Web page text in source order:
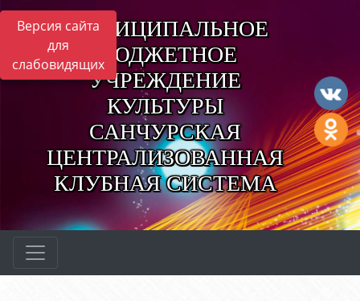
Версия сайта
для
слабовидящих
МУНИЦИПАЛЬНОЕ
БЮДЖЕТНОЕ
УЧРЕЖДЕНИЕ
КУЛЬТУРЫ
САНЧУРСКАЯ
ЦЕНТРАЛИЗОВАННАЯ
КЛУБНАЯ СИСТЕМА